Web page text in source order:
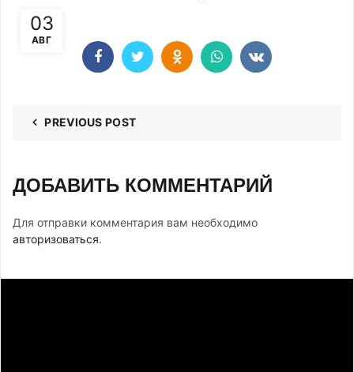
03
АВГ
PREVIOUS POST
ДОБАВИТЬ КОММЕНТАРИЙ
Для отправки комментария вам необходимо
авторизоваться.